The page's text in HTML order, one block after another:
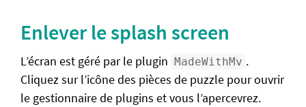
Comparatif des versions
RPG Maker Starter Pack
Vue d'ensemble
Enlever le splash screen
L’écran est géré par le plugin MadeWithMv .
Cliquez sur l’icône des pièces de puzzle pour ouvrir
le gestionnaire de plugins et vous l’apercevrez.